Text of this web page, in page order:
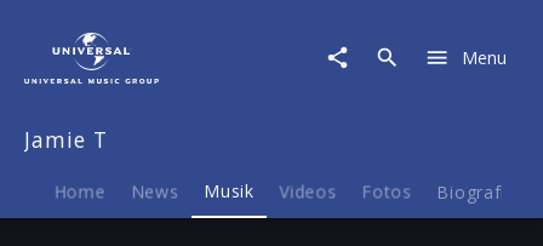
Musik
The
Whatever
Menu
Jamie T
Home News Musik Videos Fotos Biografie